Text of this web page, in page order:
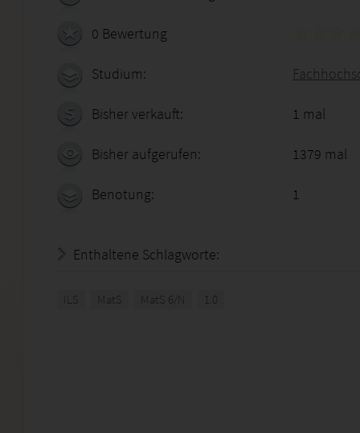
0 Bewertung
Studium:
Bisher verkauft: 1 mal
Bisher aufgerufen: 1379 mal
Benotung: 1
Enthaltene Schlagworte:
ILS MatS MatS 6/N 1.0